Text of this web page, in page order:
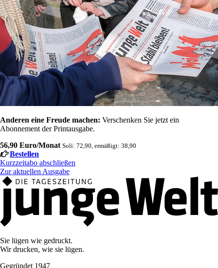
Anderen eine Freude machen: Verschenken Sie jetzt ein
Abonnement der Printausgabe.
56,90 Euro/Monat Soli: 72,90, ermäßigt: 38,90
Bestellen
Kurzzeitabo abschließen
Zur aktuellen Ausgabe
Sie lügen wie gedruckt.
Wir drucken, wie sie lügen.
Gegründet 1947